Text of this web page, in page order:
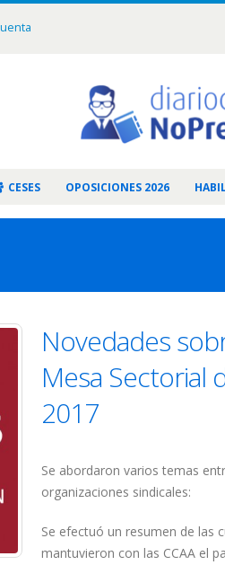
CESES OPOSICIONES 2026
Novedades
Mesa Sectorial
2017
Se abordaron varios temas
organizaciones sindicales:
Se efectuó un resumen de las
mantuvieron con las CCAA el